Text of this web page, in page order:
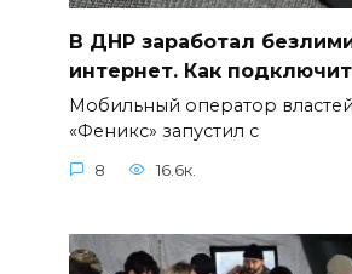
В ДНР заработал
интернет. Как
Мобильный оператор
«Феникс» запустил с
8 16.6к.